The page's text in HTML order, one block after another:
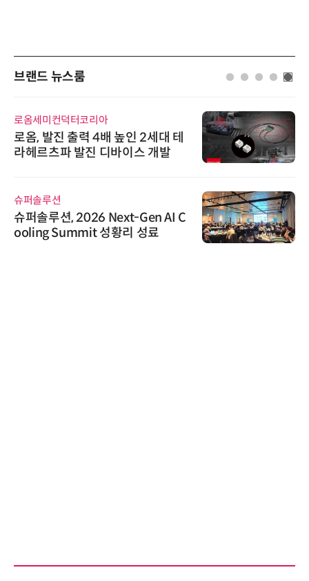
브랜드 뉴스룸
로옴세미컨덕터코리아
로옴, 발진 출력 4배 높인 2세대 테
라헤르츠파 발진 디바이스 개발
슈퍼솔루션
슈퍼솔루션, 2026 Next-Gen AI C
ooling Summit 성황리 성료